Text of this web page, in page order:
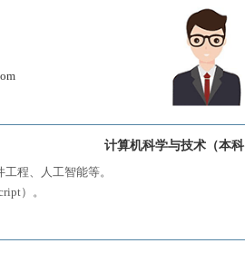
计算机科学与技术（本科
程、人工智能等。
）。